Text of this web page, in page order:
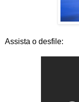
Assista o desfile: